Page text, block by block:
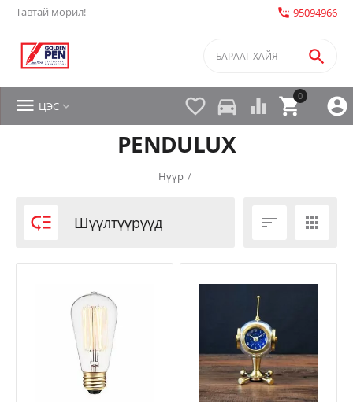
Тавтай морил! settings_phone 95094966


0

 directions_car 
 ЦЭС 
PENDULUX
Нүүр /
 Шүүлтүүрүүд  